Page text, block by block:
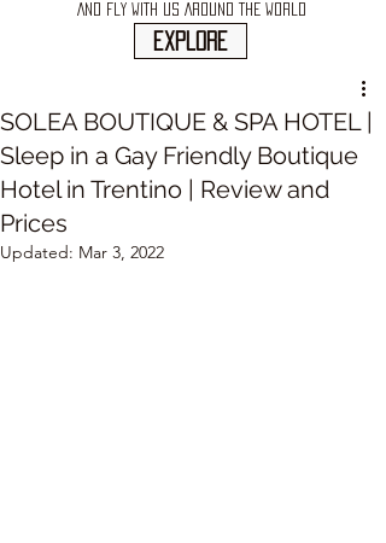
AND FLY WITH US AROUND THE WORLD
explore
SOLEA BOUTIQUE & SPA HOTEL |
Sleep in a Gay Friendly Boutique
Hotel in Trentino | Review and
Prices
Updated: Mar 3, 2022